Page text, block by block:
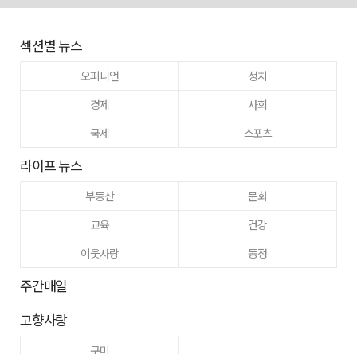
섹션별 뉴스
오피니언
정치
경제
사회
국제
스포츠
라이프 뉴스
부동산
문화
교육
건강
이웃사랑
동정
주간매일
고향사랑
구미